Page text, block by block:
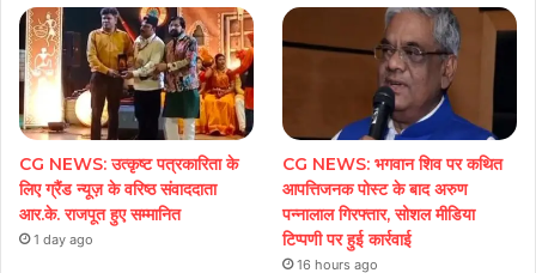
CG NEWS: उत्कृष्ट पत्रकारिता के
लिए ग्रैंड न्यूज़ के वरिष्ठ संवाददाता
आर.के. राजपूत हुए सम्मानित
1 day ago
CG NEWS: भगवान शिव पर कथित
आपत्तिजनक पोस्ट के बाद अरुण
पन्नालाल गिरफ्तार, सोशल मीडिया
टिप्पणी पर हुई कार्रवाई
16 hours ago